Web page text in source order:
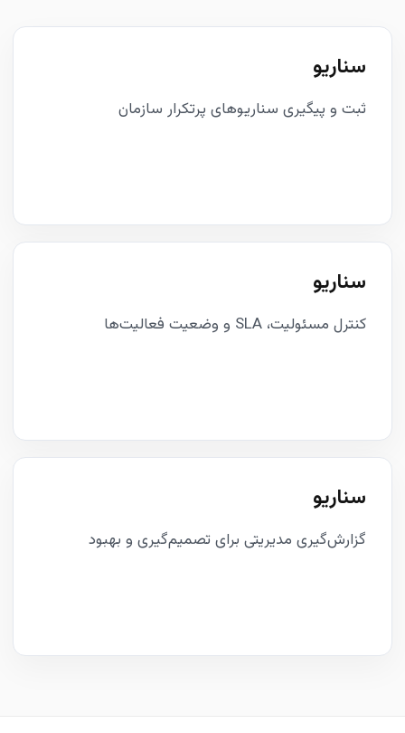
سناریو
ثبت و پیگیری سناریوهای پرتکرار سازمان
سناریو
کنترل مسئولیت، SLA و وضعیت فعالیت‌ها
سناریو
گزارش‌گیری مدیریتی برای تصمیم‌گیری و بهبود